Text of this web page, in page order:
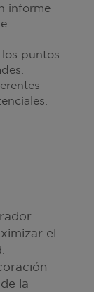
informe
puntos
el
la